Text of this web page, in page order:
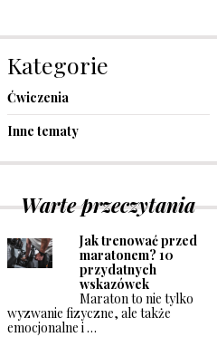
Kategorie
Ćwiczenia
Inne tematy
Warte przeczytania
Jak trenować przed
maratonem? 10
przydatnych
wskazówek
Maraton to nie tylko
wyzwanie fizyczne, ale także
emocjonalne i …